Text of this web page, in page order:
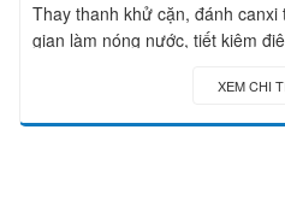
Thay thanh khử cặn, đánh
gian làm nóng nước, tiết kiệm
XEM CHI